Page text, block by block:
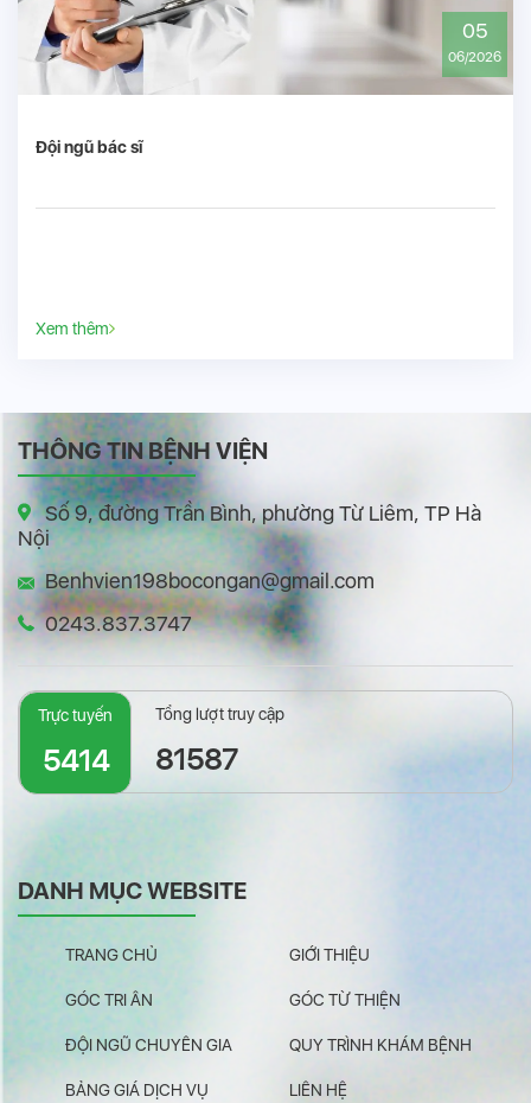
05
06/2026
Đội ngũ bác sĩ
Xem thêm
THÔNG TIN BỆNH VIỆN
Số 9, đường Trần Bình, phường Từ Liêm, TP Hà
Nội
Benhvien198bocongan@gmail.com
0243.837.3747
Trực tuyến
5414
Tổng lượt truy cập
81587
DANH MỤC WEBSITE
TRANG CHỦ GIỚI THIỆU
GÓC TRI ÂN GÓC TỪ THIỆN
ĐỘI NGŨ CHUYÊN GIA QUY TRÌNH KHÁM BỆNH
BẢNG GIÁ DỊCH VỤ LIÊN HỆ